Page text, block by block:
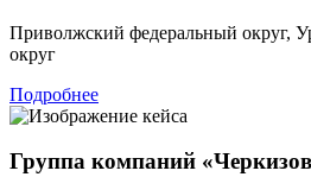
Приволжский федеральный округ,
округ
Подробнее
Группа компаний